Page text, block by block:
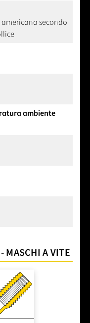
secondo
ambiente
MASCHI A VITE